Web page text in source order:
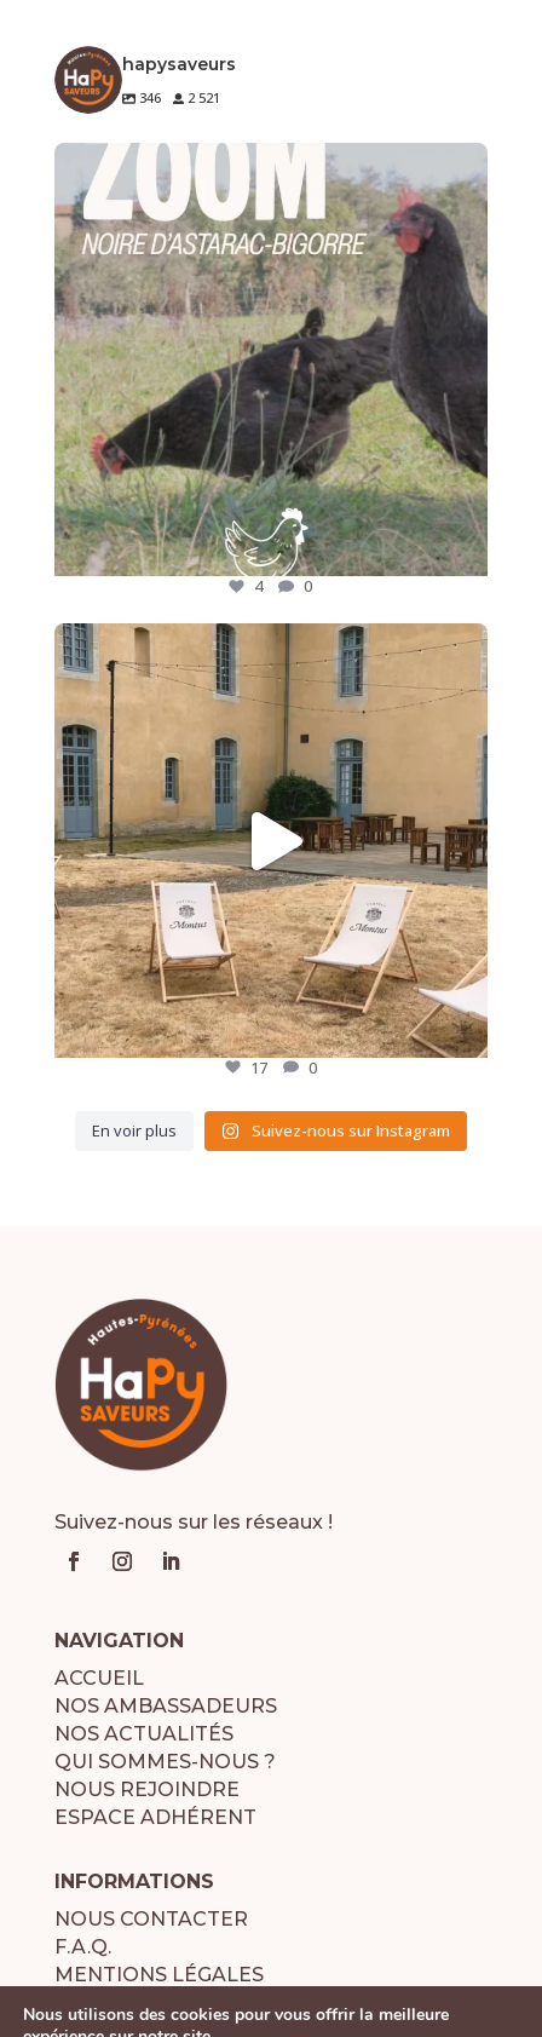
hapysaveurs
346 2 521
🐔 Zoom sur un produit de notre terroir
...
4 0
4 0
🍷 Nos adhérents font rayonner les saveurs des...
17 0
17 0
En voir plus Suivez-nous sur Instagram
Suivez-nous sur les réseaux !
NAVIGATION
ACCUEIL
NOS AMBASSADEURS
NOS ACTUALITÉS
QUI SOMMES-NOUS ?
NOUS REJOINDRE
ESPACE ADHÉRENT
INFORMATIONS
NOUS CONTACTER
F.A.Q.
MENTIONS LÉGALES
POLITIQUE DE CONFIDENTIALITÉ
Nous utilisons des cookies pour vous offrir la meilleure